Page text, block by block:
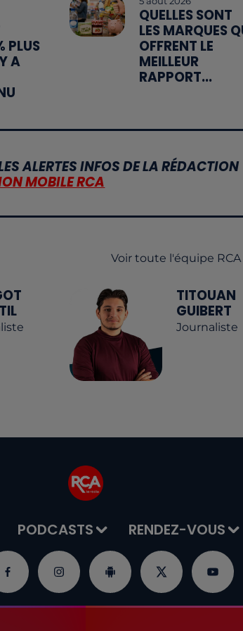
PLUS
A
QUELLES SONT
LES MARQUES
OFFRENT LE
MEILLEUR
RAPPORT...
ALERTES INFOS DE LA RÉDACTION
MOBILE RCA
Voir toute l'équipe RCA
TITOUAN
GUIBERT
Journaliste
PODCASTS RENDEZ-VOUS